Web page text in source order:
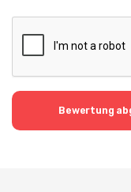
Bewertung